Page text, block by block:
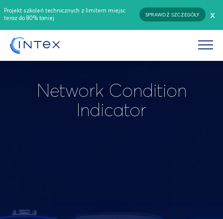
Projekt szkoleń technicznych z limitem miejsc
teraz do 80% taniej
SPRAWDŹ SZCZEGÓŁY x
Network Condition
Indicator